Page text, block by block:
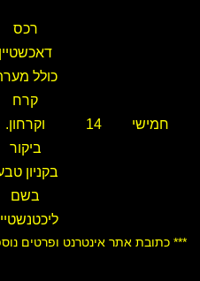
חמישי 14
רכס
דאכשטיין
כולל
קרח
וקרחון.
ביקור
בקניון
בשם
*** כתובת אתר אינטרנט ופרטים